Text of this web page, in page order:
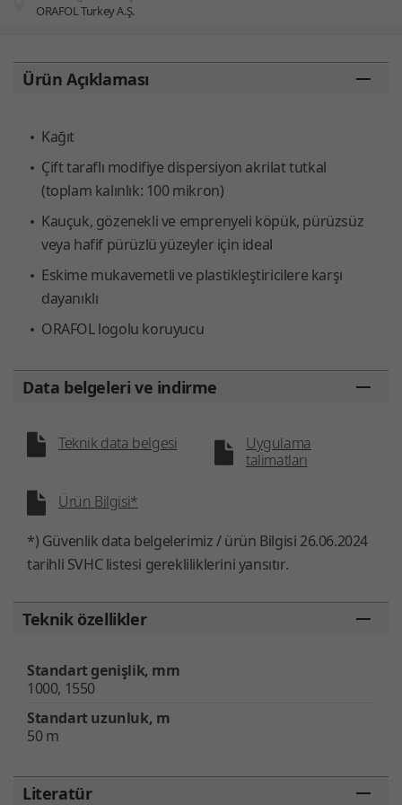
You are here:
ORAFOL Turkey A.Ş.
Ürün Açıklaması
Kağıt
Çift taraflı modifiye dispersiyon akrilat tutkal
(toplam kalınlık: 100 mikron)
Kauçuk, gözenekli ve emprenyeli köpük, pürüzsüz
veya hafif pürüzlü yüzeyler için ideal
Eskime mukavemetli ve plastikleştiricilere karşı
dayanıklı
ORAFOL logolu koruyucu
Data belgeleri ve indirme
Teknik data belgesi
Uygulama
talimatları
Ürün Bilgisi*
*) Güvenlik data belgelerimiz / ürün Bilgisi 26.06.2024
tarihli SVHC listesi gerekliliklerini yansıtır.
Teknik özellikler
Standart genişlik, mm
1000, 1550
Standart uzunluk, m
50 m
Literatür